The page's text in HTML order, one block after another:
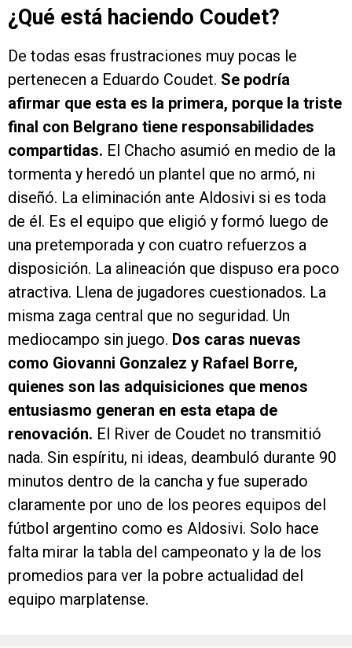
¿Qué está haciendo Coudet?
De todas esas frustraciones muy pocas le
pertenecen a Eduardo Coudet. Se podría
afirmar que esta es la primera, porque la triste
final con Belgrano tiene responsabilidades
compartidas. El Chacho asumió en medio de la
tormenta y heredó un plantel que no armó, ni
diseñó. La eliminación ante Aldosivi si es toda
de él. Es el equipo que eligió y formó luego de
una pretemporada y con cuatro refuerzos a
disposición. La alineación que dispuso era poco
atractiva. Llena de jugadores cuestionados. La
misma zaga central que no seguridad. Un
mediocampo sin juego. Dos caras nuevas
como Giovanni Gonzalez y Rafael Borre,
quienes son las adquisiciones que menos
entusiasmo generan en esta etapa de
renovación. El River de Coudet no transmitió
nada. Sin espíritu, ni ideas, deambuló durante 90
minutos dentro de la cancha y fue superado
claramente por uno de los peores equipos del
fútbol argentino como es Aldosivi. Solo hace
falta mirar la tabla del campeonato y la de los
promedios para ver la pobre actualidad del
equipo marplatense.